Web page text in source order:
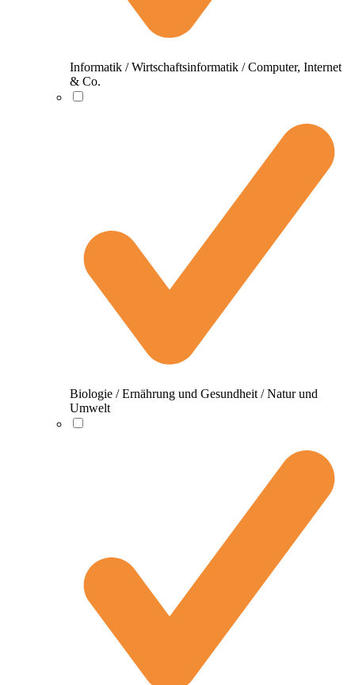
Informatik / Wirtschaftsinformatik / Computer, Internet
& Co.
Biologie / Ernährung und Gesundheit / Natur und
Umwelt